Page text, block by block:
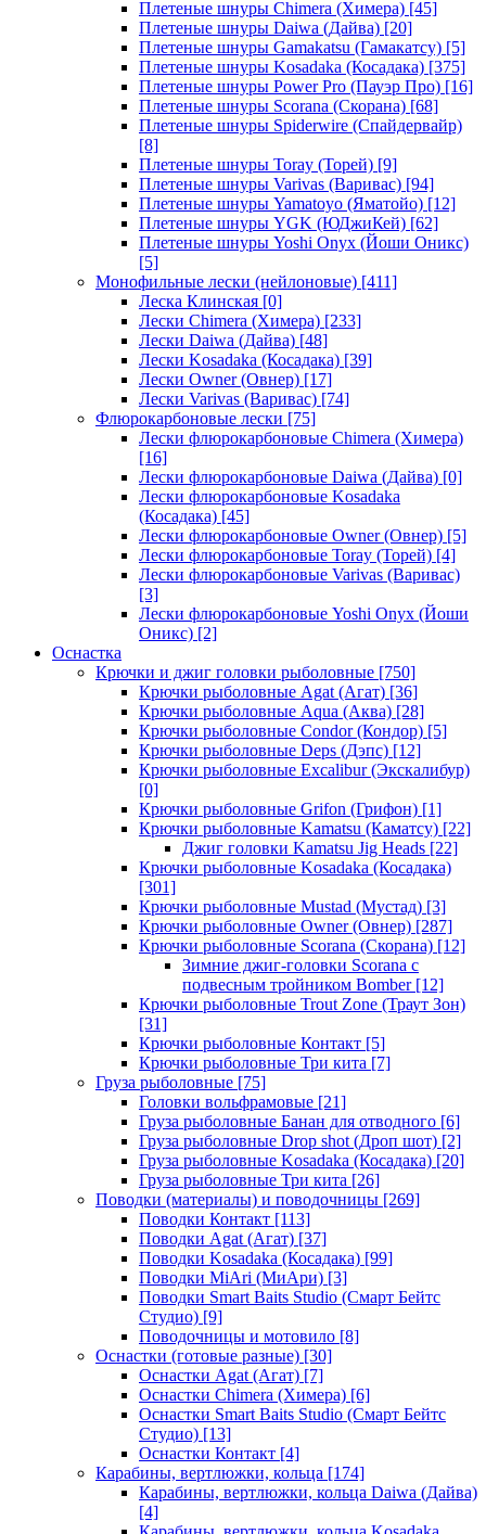
Плетеные шнуры Chimera (Химера) [45]
Плетеные шнуры Daiwa (Дайва) [20]
Плетеные шнуры Gamakatsu (Гамакатсу) [5]
Плетеные шнуры Kosadaka (Косадака) [375]
Плетеные шнуры Power Pro (Пауэр Про) [16]
Плетеные шнуры Scorana (Скорана) [68]
Плетеные шнуры Spiderwire (Спайдервайр)
[8]
Плетеные шнуры Toray (Торей) [9]
Плетеные шнуры Varivas (Варивас) [94]
Плетеные шнуры Yamatoyo (Яматойо) [12]
Плетеные шнуры YGK (ЮДжиКей) [62]
Плетеные шнуры Yoshi Onyx (Йоши Оникс)
[5]
Монофильные лески (нейлоновые) [411]
Леска Клинская [0]
Лески Chimera (Химера) [233]
Лески Daiwa (Дайва) [48]
Лески Kosadaka (Косадака) [39]
Лески Owner (Овнер) [17]
Лески Varivas (Варивас) [74]
Флюрокарбоновые лески [75]
Лески флюрокарбоновые Chimera (Химера)
[16]
Лески флюрокарбоновые Daiwa (Дайва) [0]
Лески флюрокарбоновые Kosadaka
(Косадака) [45]
Лески флюрокарбоновые Owner (Овнер) [5]
Лески флюрокарбоновые Toray (Торей) [4]
Лески флюрокарбоновые Varivas (Варивас)
[3]
Лески флюрокарбоновые Yoshi Onyx (Йоши
Оникс) [2]
Оснастка
Крючки и джиг головки рыболовные [750]
Крючки рыболовные Agat (Агат) [36]
Крючки рыболовные Aqua (Аква) [28]
Крючки рыболовные Condor (Кондор) [5]
Крючки рыболовные Deps (Дэпс) [12]
Крючки рыболовные Excalibur (Экскалибур)
[0]
Крючки рыболовные Grifon (Грифон) [1]
Крючки рыболовные Kamatsu (Каматсу) [22]
Джиг головки Kamatsu Jig Heads [22]
Крючки рыболовные Kosadaka (Косадака)
[301]
Крючки рыболовные Mustad (Мустад) [3]
Крючки рыболовные Owner (Овнер) [287]
Крючки рыболовные Scorana (Скорана) [12]
Зимние джиг-головки Scorana с
подвесным тройником Bomber[12]
Крючки рыболовные Trout Zone (Траут Зон)
[31]
Крючки рыболовные Контакт [5]
Крючки рыболовные Три кита [7]
Груза рыболовные [75]
Головки вольфрамовые [21]
Груза рыболовные Банан для отводного [6]
Груза рыболовные Drop shot (Дроп шот) [2]
Груза рыболовные Kosadaka (Косадака) [20]
Груза рыболовные Три кита [26]
Поводки (материалы) и поводочницы [269]
Поводки Контакт [113]
Поводки Agat (Агат) [37]
Поводки Kosadaka (Косадака) [99]
Поводки MiAri (МиАри) [3]
Поводки Smart Baits Studio (Смарт Бейтс
Студио) [9]
Поводочницы и мотовило [8]
Оснастки (готовые разные) [30]
Оснастки Agat (Агат) [7]
Оснастки Chimera (Химера) [6]
Оснастки Smart Baits Studio (Смарт Бейтс
Студио) [13]
Оснастки Контакт [4]
Карабины, вертлюжки, кольца [174]
Карабины, вертлюжки, кольца Daiwa (Дайва)
[4]